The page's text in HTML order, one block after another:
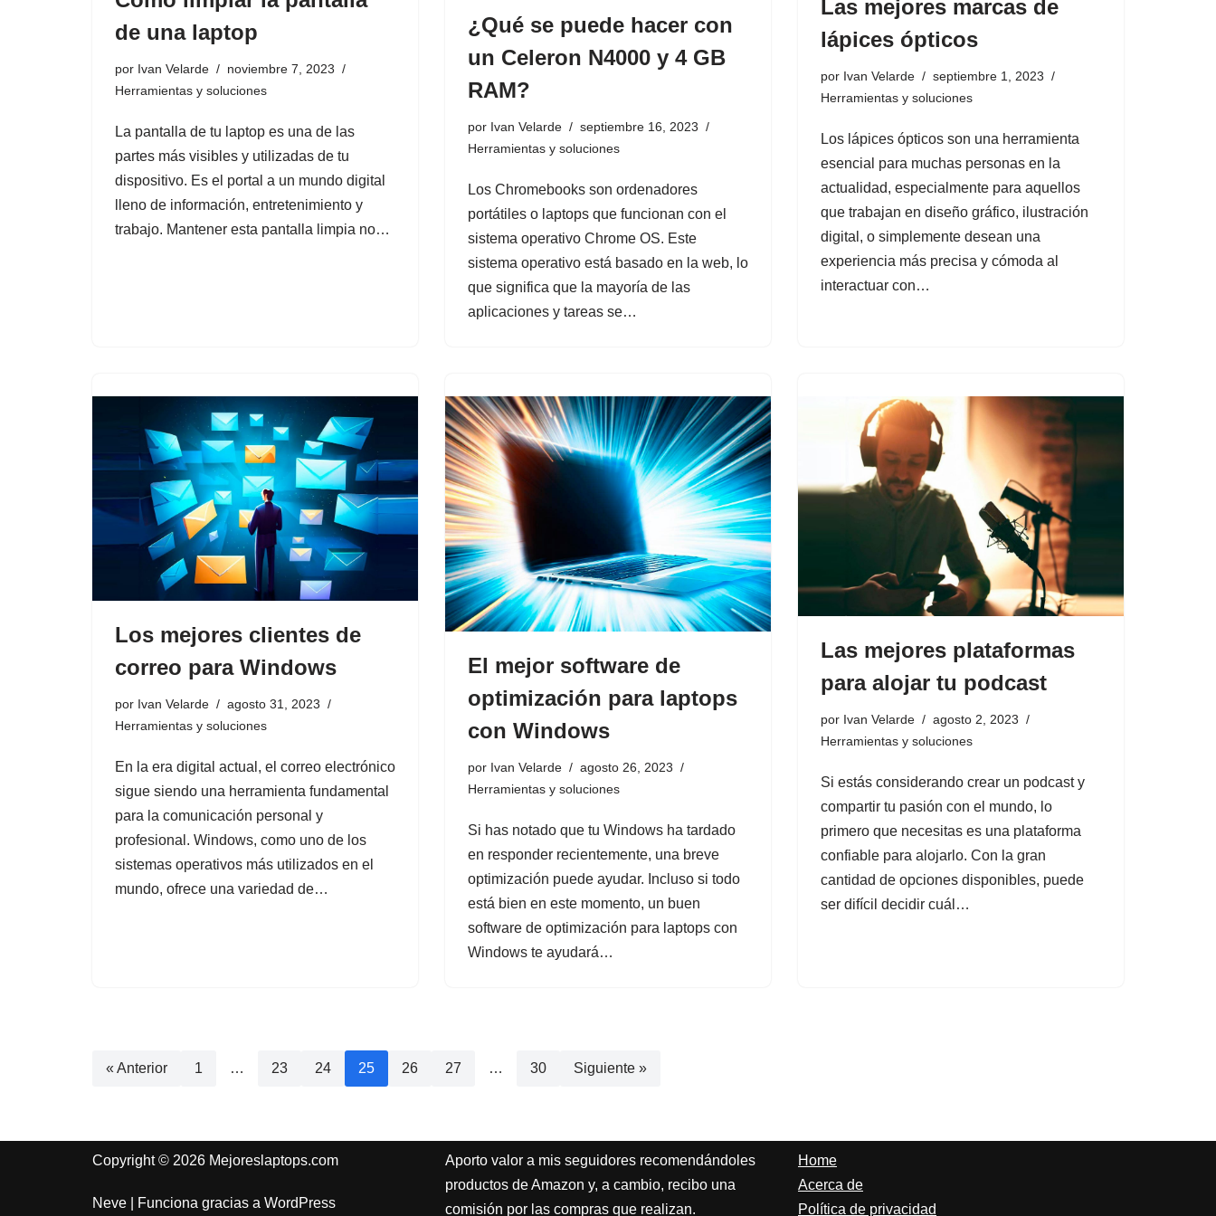
de una laptop
por Ivan Velarde
noviembre 7, 2023
Herramientas y soluciones
La pantalla de tu laptop es una de las
partes más visibles y utilizadas de tu
dispositivo. Es el portal a un mundo digital
lleno de información, entretenimiento y
trabajo. Mantener esta pantalla limpia no…
¿Qué se puede hacer con
un Celeron N4000 y 4 GB
RAM?
por Ivan Velarde
septiembre 16, 2023
Herramientas y soluciones
Los Chromebooks son ordenadores
portátiles o laptops que funcionan con el
sistema operativo Chrome OS. Este
sistema operativo está basado en la web, lo
que significa que la mayoría de las
aplicaciones y tareas se…
Las mejores marcas de
lápices ópticos
por Ivan Velarde
septiembre 1, 2023
Herramientas y soluciones
Los lápices ópticos son una herramienta
esencial para muchas personas en la
actualidad, especialmente para aquellos
que trabajan en diseño gráfico, ilustración
digital, o simplemente desean una
experiencia más precisa y cómoda al
interactuar con…
Los mejores clientes de
correo para Windows
por Ivan Velarde
agosto 31, 2023
Herramientas y soluciones
En la era digital actual, el correo electrónico
sigue siendo una herramienta fundamental
para la comunicación personal y
profesional. Windows, como uno de los
sistemas operativos más utilizados en el
mundo, ofrece una variedad de…
El mejor software de
optimización para laptops
con Windows
por Ivan Velarde
agosto 26, 2023
Herramientas y soluciones
Si has notado que tu Windows ha tardado
en responder recientemente, una breve
optimización puede ayudar. Incluso si todo
está bien en este momento, un buen
software de optimización para laptops con
Windows te ayudará…
Las mejores plataformas
para alojar tu podcast
por Ivan Velarde
agosto 2, 2023
Herramientas y soluciones
Si estás considerando crear un podcast y
compartir tu pasión con el mundo, lo
primero que necesitas es una plataforma
confiable para alojarlo. Con la gran
cantidad de opciones disponibles, puede
ser difícil decidir cuál…
« Anterior 1 … 23 24 25 26 27 … 30 Siguiente »
Copyright © 2026 Mejoreslaptops.com
Neve | Funciona gracias a WordPress
Aporto valor a mis seguidores recomendándoles
productos de Amazon y, a cambio, recibo una
comisión por las compras que realizan.
Home
Acerca de
Política de privacidad